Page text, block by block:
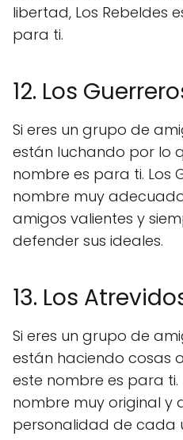
libertad, Los Rebeldes
para ti.
12. Los
Si eres un grupo de
están luchando por lo
nombre es para ti. Los
nombre muy
amigos valientes y
defender sus ideales.
13. Los
Si eres un grupo de
están haciendo cosas
este nombre es para ti.
nombre muy original y
personalidad de cada